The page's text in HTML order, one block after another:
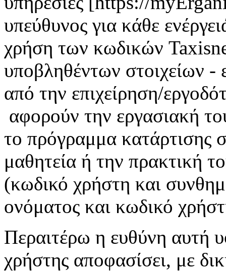
υπεύθυνος για κάθε
χρήση των κωδικών
υποβληθέντων στοιχείων -
από την επιχείρηση/
αφορούν την εργασιακή
το πρόγραμμα κατάρτισης
μαθητεία ή την πρακτική
(κωδικό χρήστη και
ονόματος και κωδικό
Περαιτέρω η ευθύνη αυτή
χρήστης αποφασίσει, με